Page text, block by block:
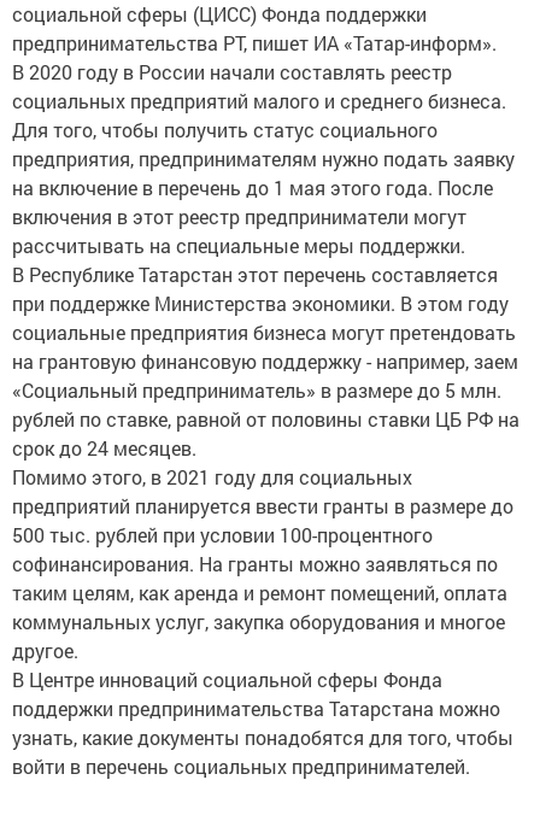
социальной сферы (ЦИСС) Фонда поддержки
предпринимательства РТ, пишет ИА «Татар-информ».
В 2020 году в России начали составлять реестр
социальных предприятий малого и среднего бизнеса.
Для того, чтобы получить статус социального
предприятия, предпринимателям нужно подать заявку
на включение в перечень до 1 мая этого года. После
включения в этот реестр предприниматели могут
рассчитывать на специальные меры поддержки.
В Республике Татарстан этот перечень составляется
при поддержке Министерства экономики. В этом году
социальные предприятия бизнеса могут претендовать
на грантовую финансовую поддержку - например, заем
«Социальный предприниматель» в размере до 5 млн.
рублей по ставке, равной от половины ставки ЦБ РФ на
срок до 24 месяцев.
Помимо этого, в 2021 году для социальных
предприятий планируется ввести гранты в размере до
500 тыс. рублей при условии 100-процентного
софинансирования. На гранты можно заявляться по
таким целям, как аренда и ремонт помещений, оплата
коммунальных услуг, закупка оборудования и многое
другое.
В Центре инноваций социальной сферы Фонда
поддержки предпринимательства Татарстана можно
узнать, какие документы понадобятся для того, чтобы
войти в перечень социальных предпринимателей.